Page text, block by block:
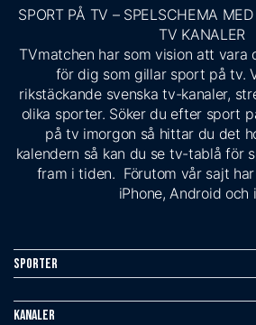
SPORT PÅ TV – SPELSCHEMA
TV KANALER
TVmatchen har som vision att vara
för dig som gillar sport på tv.
rikstäckande svenska tv-kanaler,
olika sporter. Söker du efter sport
på tv imorgon så hittar du det
kalendern så kan du se tv-tablå för
fram i tiden. Förutom vår sajt
iPhone, Android och
Sporter
Kanaler